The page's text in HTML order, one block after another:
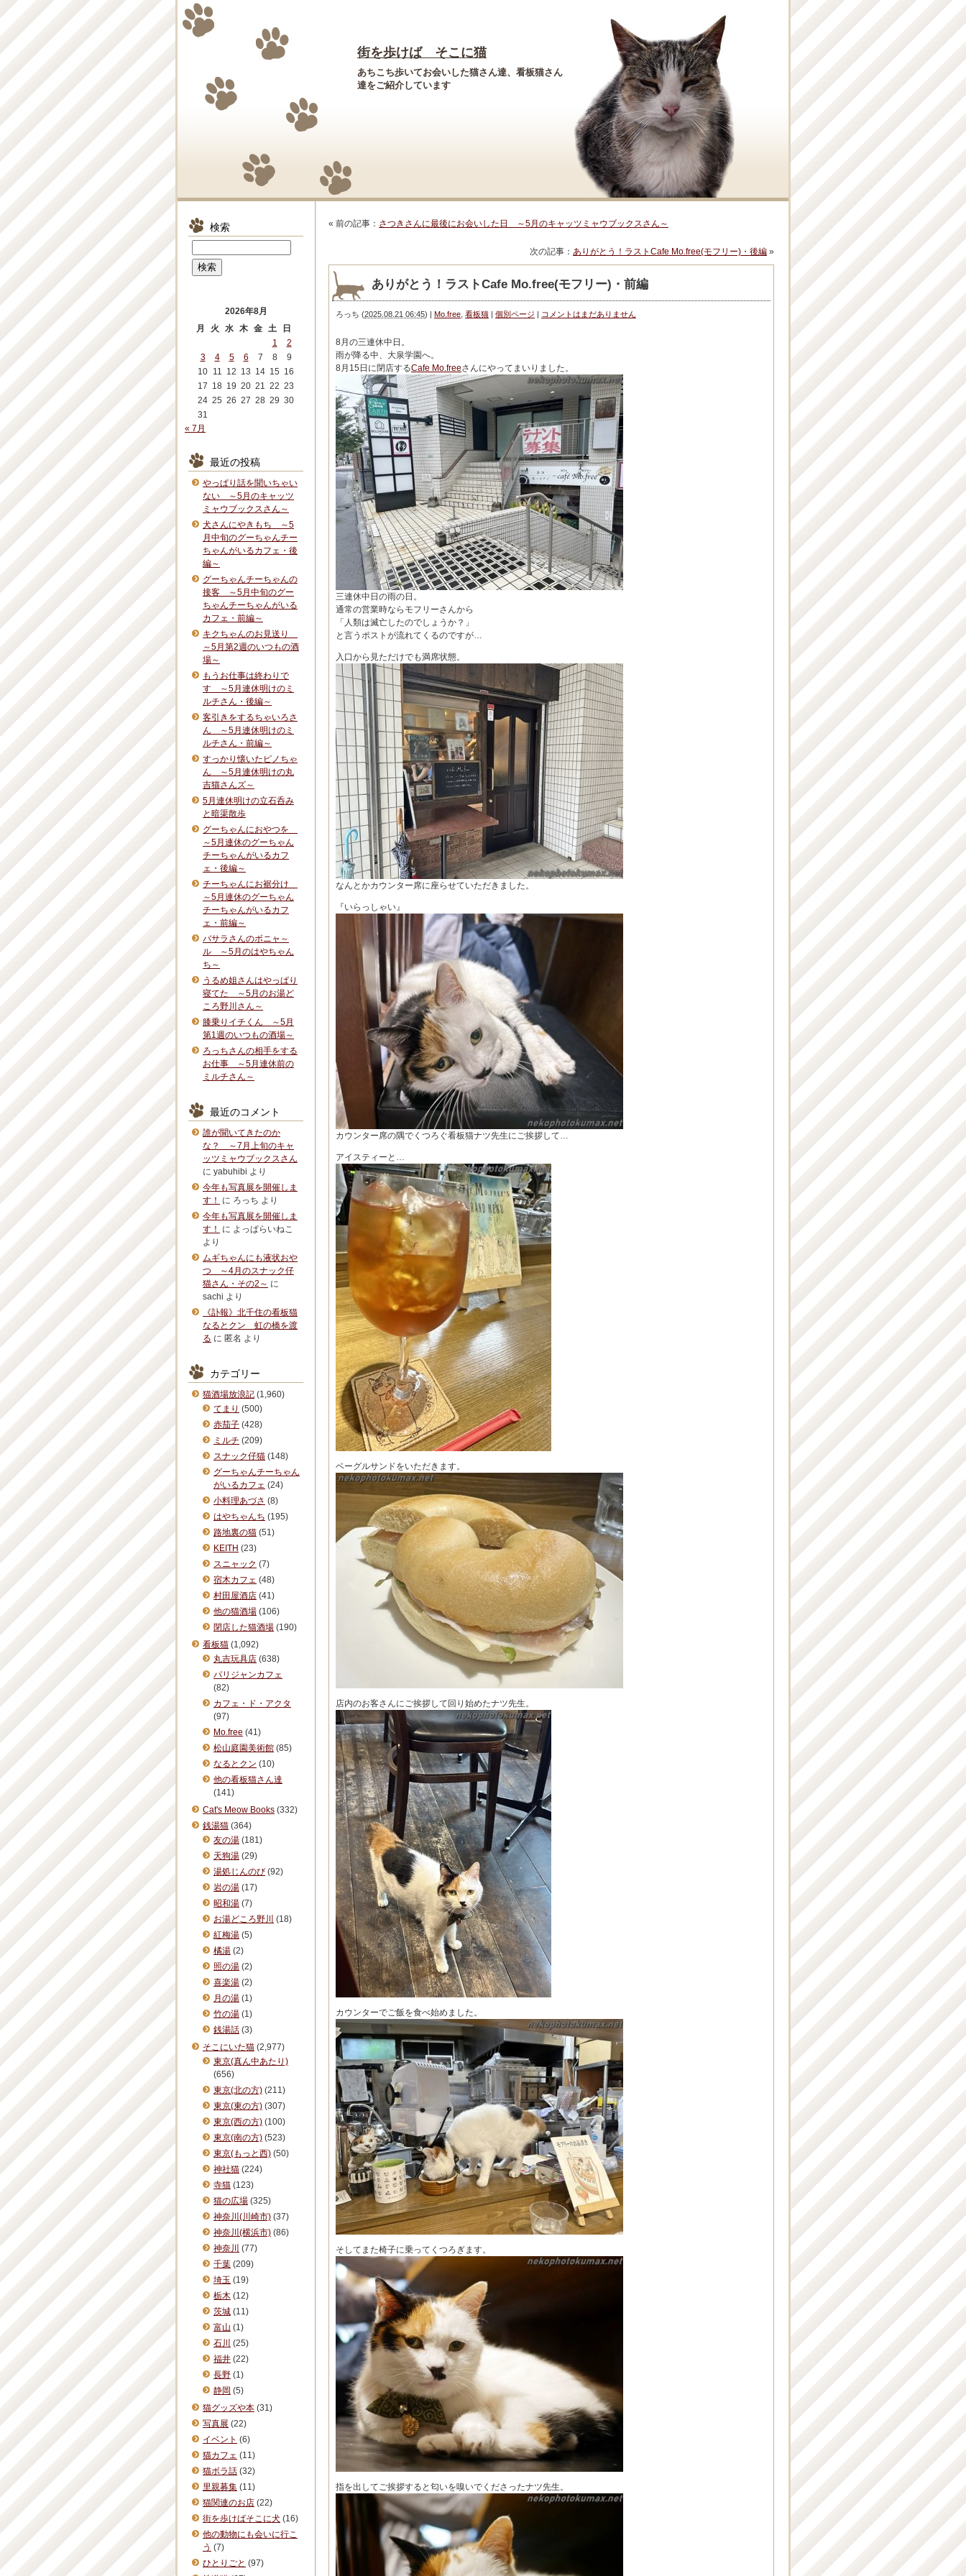
街を歩けば そこに猫
あちこち歩いてお会いした猫さん達、看板猫さん
達をご紹介しています
« 前の記事： さつきさんに最後にお会いした日 ～5月のキャッツミャウブックスさん～
次の記事： ありがとう！ラストCafe Mo.free(モフリー)・後編 »
ありがとう！ラストCafe Mo.free(モフリー)・前編
ろっち (2025.08.21 06:45) | Mo.free 看板猫 | 個別ページ | コメントはまだありません
8月の三連休中日。
雨が降る中、大泉学園へ。
8月15日に閉店するCafe Mo.freeさんにやってまいりました。
三連休中日の雨の日。
通常の営業時ならモフリーさんから
「人類は滅亡したのでしょうか？」
と言うポストが流れてくるのですが…
入口から見ただけでも満席状態。
なんとかカウンター席に座らせていただきました。
『いらっしゃい』
カウンター席の隅でくつろぐ看板猫ナツ先生にご挨拶して…
アイスティーと…
ベーグルサンドをいただきます。
店内のお客さんにご挨拶して回り始めたナツ先生。
カウンターでご飯を食べ始めました。
そしてまた椅子に乗ってくつろぎます。
指を出してご挨拶すると匂いを嗅いでくださったナツ先生。
検索
2026年8月
月
火 水 木 金 土
日
1
2
3
4 5 6 7 8
9
10 11 12 13 14 15 16
17 18 19 20 21 22 23
24 25 26 27 28 29 30
31
« 7月
最近の投稿
やっぱり話を聞いちゃい
ない ～5月のキャッツ
ミャウブックスさん～
犬さんにやきもち ～5
月中旬のグーちゃんチー
ちゃんがいるカフェ・後
編～
グーちゃんチーちゃんの
接客 ～5月中旬のグー
ちゃんチーちゃんがいる
カフェ・前編～
キクちゃんのお見送り
～5月第2週のいつもの酒
場～
もうお仕事は終わりで
す ～5月連休明けのミ
ルチさん・後編～
客引きをするちゃいろさ
ん ～5月連休明けのミ
ルチさん・前編～
すっかり懐いたピノちゃ
ん ～5月連休明けの丸
吉猫さんズ～
5月連休明けの立石呑み
と暗渠散歩
グーちゃんにおやつを
～5月連休のグーちゃん
チーちゃんがいるカフ
ェ・後編～
チーちゃんにお裾分け
～5月連休のグーちゃん
チーちゃんがいるカフ
ェ・前編～
バサラさんのボニャ～
ル ～5月のはやちゃん
ち～
うるめ姐さんはやっぱり
寝てた ～5月のお湯ど
ころ野川さん～
膝乗りイチくん ～5月
第1週のいつもの酒場～
ろっちさんの相手をする
お仕事 ～5月連休前の
ミルチさん～
最近のコメント
誰が聞いてきたのか
な？ ～7月上旬のキャ
ッツミャウブックスさん
に yabuhibi より
今年も写真展を開催しま
す！
に ろっち より
今年も写真展を開催しま
す！
に よっぱらいねこ
より
ムギちゃんにも液状おや
つ ～4月のスナック仔
猫さん・その2～ に
sachi より
《訃報》北千住の看板猫
なるとクン 虹の橋を渡
る に 匿名 より
カテゴリー
猫酒場放浪記 (1,960)
てまり (500)
赤茄子 (428)
ミルチ (209)
スナック仔猫 (148)
グーちゃんチーちゃん
がいるカフェ (24)
小料理あづさ (8)
はやちゃんち (195)
路地裏の猫 (51)
KEITH (23)
スニャック (7)
宿木カフェ (48)
村田屋酒店 (41)
他の猫酒場 (106)
閉店した猫酒場 (190)
看板猫 (1,092)
丸吉玩具店 (638)
パリジャンカフェ
(82)
カフェ・ド・アクタ
(97)
Mo.free (41)
松山庭園美術館 (85)
なるとクン (10)
他の看板猫さん達
(141)
Cat's Meow Books (332)
銭湯猫 (364)
友の湯 (181)
天狗湯 (29)
湯処じんのび (92)
岩の湯 (17)
昭和湯 (7)
お湯どころ野川 (18)
紅梅湯 (5)
橘湯 (2)
照の湯 (2)
喜楽湯 (2)
月の湯 (1)
竹の湯 (1)
銭湯話 (3)
そこにいた猫 (2,977)
東京(真ん中あたり)
(656)
東京(北の方) (211)
東京(東の方) (307)
東京(西の方) (100)
東京(南の方) (523)
東京(もっと西) (50)
神社猫 (224)
寺猫 (123)
猫の広場 (325)
神奈川(川崎市) (37)
神奈川(横浜市) (86)
神奈川 (77)
千葉 (209)
埼玉 (19)
栃木 (12)
茨城 (11)
富山 (1)
石川 (25)
福井 (22)
長野 (1)
静岡 (5)
猫グッズや本 (31)
写真展 (22)
イベント (6)
猫カフェ (11)
猫ボラ話 (32)
里親募集 (11)
猫関連のお店 (22)
街を歩けばそこに犬 (16)
他の動物にも会いに行こ
う (7)
ひとりごと (97)